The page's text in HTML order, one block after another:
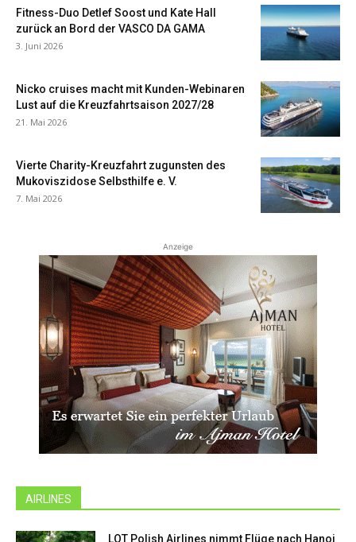
Fitness-Duo Detlef Soost und Kate Hall
zurück an Bord der VASCO DA GAMA
3. Juni 2026
Nicko cruises macht mit Kunden-Webinaren
Lust auf die Kreuzfahrtsaison 2027/28
21. Mai 2026
Vierte Charity-Kreuzfahrt zugunsten des
Mukoviszidose Selbsthilfe e. V.
7. Mai 2026
Anzeige
AIRLINES
LOT Polish Airlines nimmt Flüge nach Hanoi